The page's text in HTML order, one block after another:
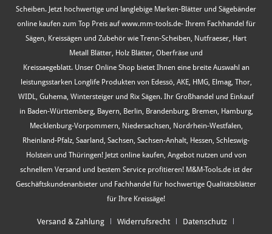
Scheiben. Jetzt hochwertige und langlebige Marken-Blätter und Sägebänder
online kaufen zum Top Preis auf www.mm-tools.de- Ihrem Fachhandel für
Sägen, Kreissägen und Zubehör wie Trenn-Scheiben, Nutfraeser, Hart
Metall Blätter, Holz Blätter, Oberfräse und
Kreissaegeblatt. Unser Online Shop bietet Ihnen eine breite Auswahl an
leistungsstarken Longlife Produkten von Edessö, AKE, HMG, Elmag, Thor,
WIDL, Guhema, Wintersteiger und Rix Sägen. Ihr Großhandel und Einkauf
in Baden-Württemberg, Bayern, Berlin, Brandenburg, Bremen, Hamburg,
Mecklenburg-Vorpommern, Niedersachsen, Nordrhein-Westfalen,
Rheinland-Pfalz, Saarland, Sachsen, Sachsen-Anhalt, Hessen, Schleswig-
Holstein und Thüringen! Jetzt online kaufen, Angebot nutzen und von
schnellem Versand und bestem Service profitieren! M&M-Tools.de ist der
Geschäftskundenanbieter und Fachhandel für hochwertige Qualitätsblätter
für Ihre Kreissäge!
Versand & Zahlung Widerrufsrecht Datenschutz